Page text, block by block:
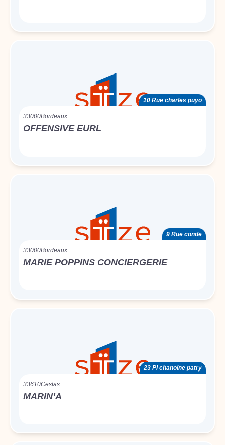
10 Rue charles puyo
33000Bordeaux
OFFENSIVE EURL
9 Rue conde
33000Bordeaux
MARIE POPPINS CONCIERGERIE
23 Pl chanoine patry
33610Cestas
MARIN’A